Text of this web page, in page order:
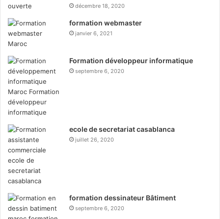
décembre 18, 2020
formation webmaster
janvier 6, 2021
Formation développeur informatique
septembre 6, 2020
ecole de secretariat casablanca
juillet 26, 2020
formation dessinateur Bâtiment
septembre 6, 2020